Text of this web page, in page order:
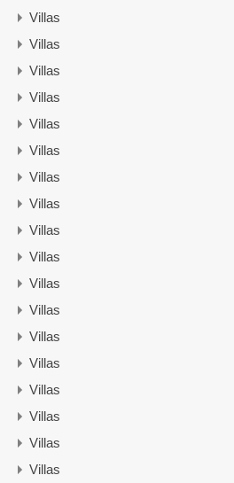
Villas
Villas
Villas
Villas
Villas
Villas
Villas
Villas
Villas
Villas
Villas
Villas
Villas
Villas
Villas
Villas
Villas
Villas